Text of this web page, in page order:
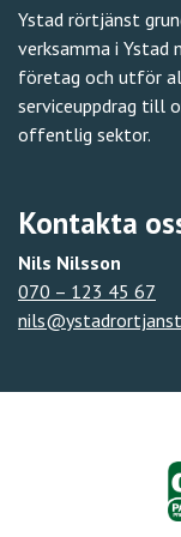
Ystad rörtjänst
verksamma i Ystad
företag och utför
serviceuppdrag till
offentlig sektor.
Kontakta
Nils Nilsson
070 – 123 45 67